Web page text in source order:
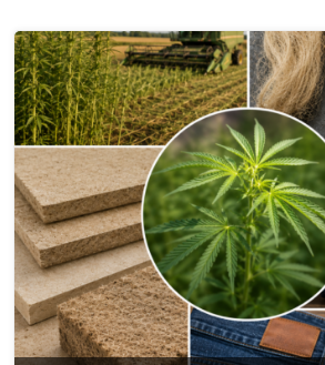
ein
Leuchtturm
der
Bioökonomie"